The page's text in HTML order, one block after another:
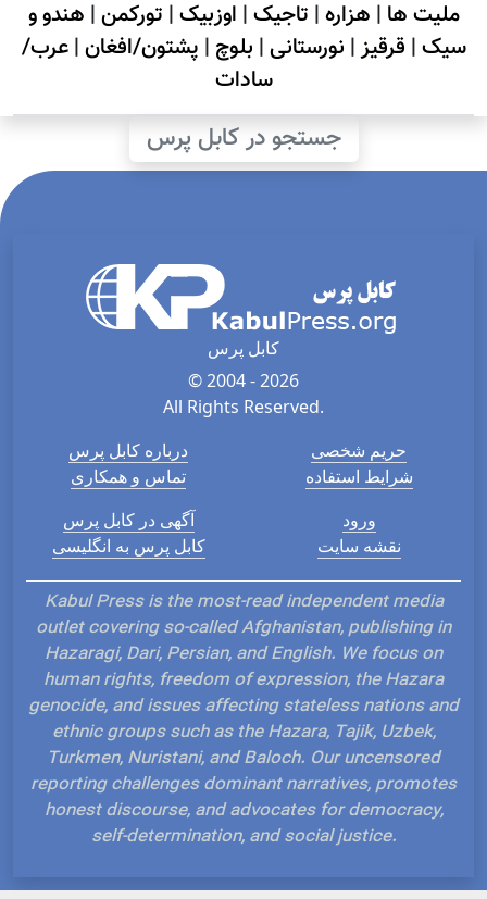
ملیت ها | هزاره| تاجیک| اوزبیک| تورکمن| هندو و
سیک| قرقیز| نورستانی| بلوچ | پشتون/افغان|عرب/
سادات
جستجو در کابل پرس
کابل پرس
© 2004 - 2026
All Rights Reserved.
درباره کابل پرس
تماس و همکاری
حریم شخصی
شرایط استفاده
آگهی در کابل پرس
کابل پرس به انگلیسی
ورود
نقشه سایت
Kabul Press is the most-read independent media
outlet covering so-called Afghanistan, publishing in
Hazaragi, Dari, Persian, and English. We focus on
human rights, freedom of expression, the Hazara
genocide, and issues affecting stateless nations and
ethnic groups such as the Hazara, Tajik, Uzbek,
Turkmen, Nuristani, and Baloch. Our uncensored
reporting challenges dominant narratives, promotes
honest discourse, and advocates for democracy,
self-determination, and social justice.